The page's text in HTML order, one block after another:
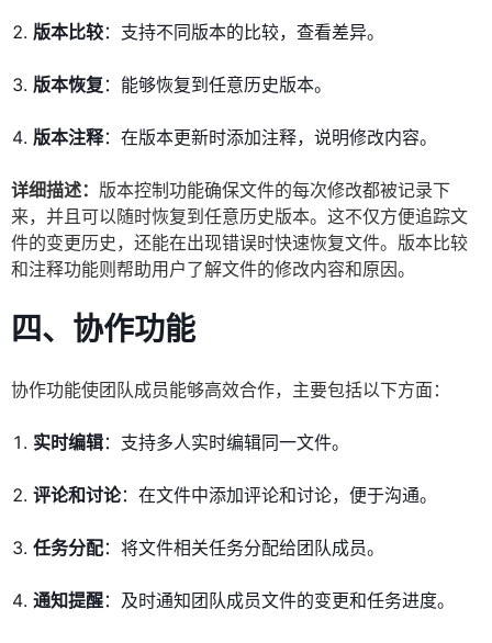
版本比较：支持不同版本的比较，查看差异。
版本恢复 ：能够恢复到任意历史版本。
版本注释：在版本更新时添加注释，说明修改内容。
详细描述： 版本控制功能确保文件的每次修改都被记录下
来，并且可以随时恢复到任意历史版本。这不仅方便追踪文
件的变更历史，还能在出现错误时快速恢复文件。版本比较
和注释功能则帮助用户了解文件的修改内容和原因。
四、协作功能
协作功能使团队成员能够高效合作，主要包括以下方面：
实时编辑：支持多人实时编辑同一文件。
评论和讨论：在文件中添加评论和讨论，便于沟通。
任务分配：将文件相关任务分配给团队成员。
通知提醒：及时通知团队成员文件的变更和任务进度。